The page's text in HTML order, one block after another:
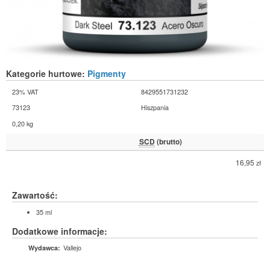
Kategorie hurtowe: Pigmenty
23% VAT
8429551731232
73123
Hiszpania
0,20 kg
SCD (brutto)
16,95 zł
Zawartość:
35 ml
Dodatkowe informacje:
Wydawca: Vallejo